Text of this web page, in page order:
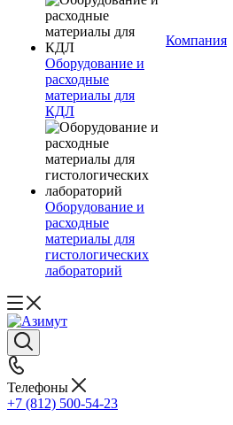
Оборудование и
расходные
материалы для
КДЛ
Оборудование и
расходные
материалы для
гистологических
лабораторий
Компания
Телефоны
+7 (812) 500-54-23